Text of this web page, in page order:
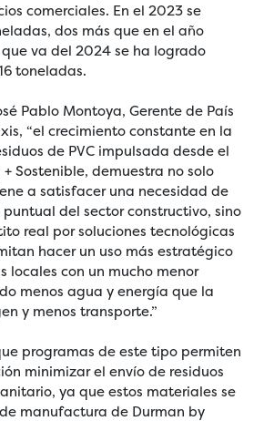
comerciales. En el 2023 se
dos más que en el año
que va del 2024 se ha logrado
toneladas.
Pablo Montoya, Gerente de País
“el crecimiento constante en la
de PVC impulsada desde el
Sostenible, demuestra no solo
a satisfacer una necesidad de
del sector constructivo, sino
real por soluciones tecnológicas
hacer un uso más estratégico
locales con un mucho menor
menos agua y energía que la
y menos transporte.”
programas de este tipo permiten
minimizar el envío de residuos
ya que estos materiales se
manufactura de Durman by